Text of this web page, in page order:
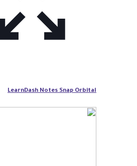
LearnDash Notes Snap Orbital